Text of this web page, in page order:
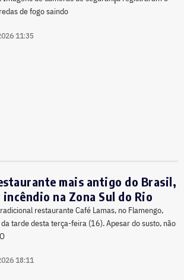
de fogo saindo
11:35
mais antigo do Brasil,
na Zona Sul do Rio
restaurante Café Lamas, no Flamengo,
tarde desta terça-feira (16). Apesar do susto, não
18:11